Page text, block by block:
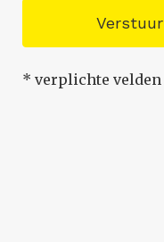
Verstuur
* verplichte velden